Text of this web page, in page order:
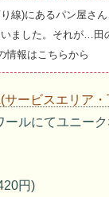
線)にあるパン屋さ
ました。それが…田
情報はこちらから
サービスエリア
ールにてユニー
円)